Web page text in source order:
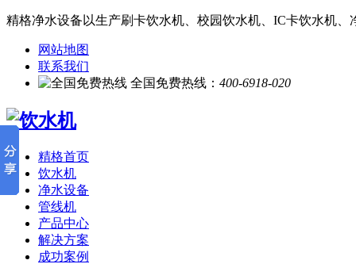
精格净水设备以生产刷卡饮水机、校园饮水机、IC卡饮水机
网站地图
联系我们
全国免费热线： 400-6918-020
精格首页
饮水机
净水设备
管线机
产品中心
解决方案
成功案例